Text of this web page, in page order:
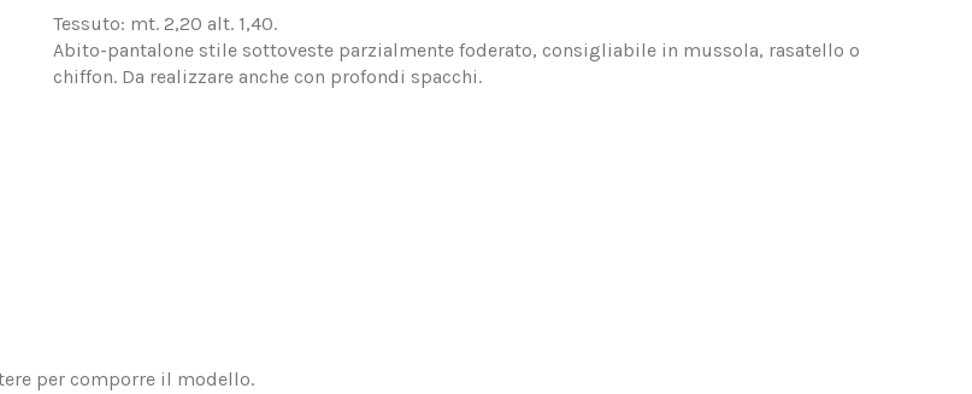
Tessuto: mt. 2,20 alt. 1,40.
Abito-pantalone stile sottoveste parzialmente foderato, consigliabile in mussola, rasatello o
chiffon. Da realizzare anche con profondi spacchi.
per comporre il modello.